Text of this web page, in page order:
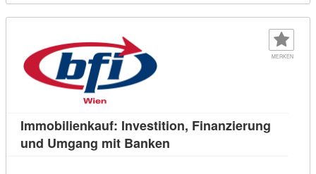
MERKEN
Immobilienkauf: Investition, Finanzierung
und Umgang mit Banken